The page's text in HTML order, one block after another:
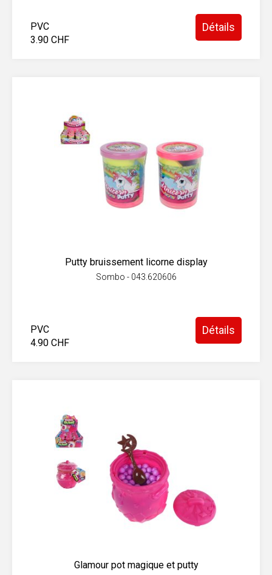
PVC
3.90 CHF
Détails
Putty bruissement licorne display
Sombo - 043.620606
PVC
4.90 CHF
Détails
Glamour pot magique et putty